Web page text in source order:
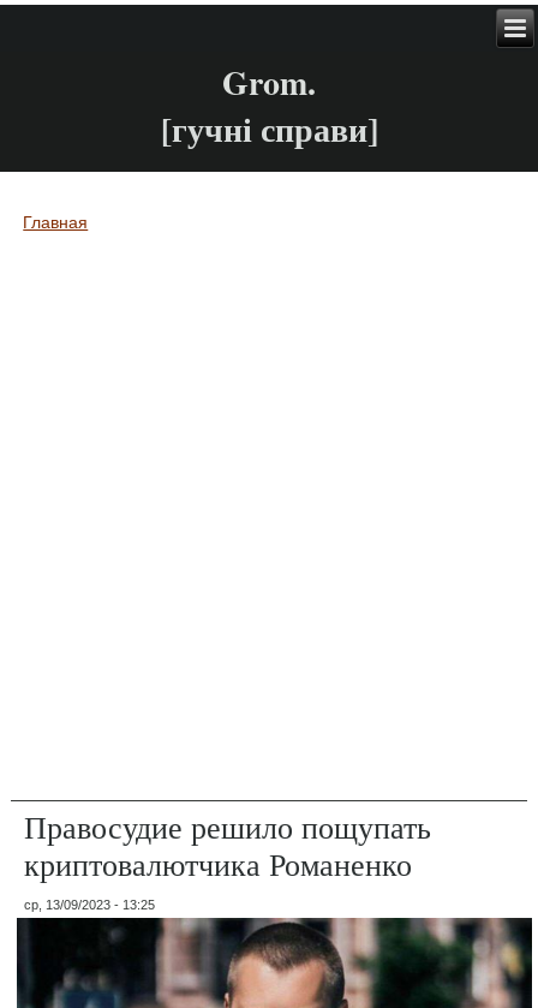
Grom.
[гучні справи]
Вы здесь
Главная
Правосудие решило пощупать
криптовалютчика Романенко
ср, 13/09/2023 - 13:25